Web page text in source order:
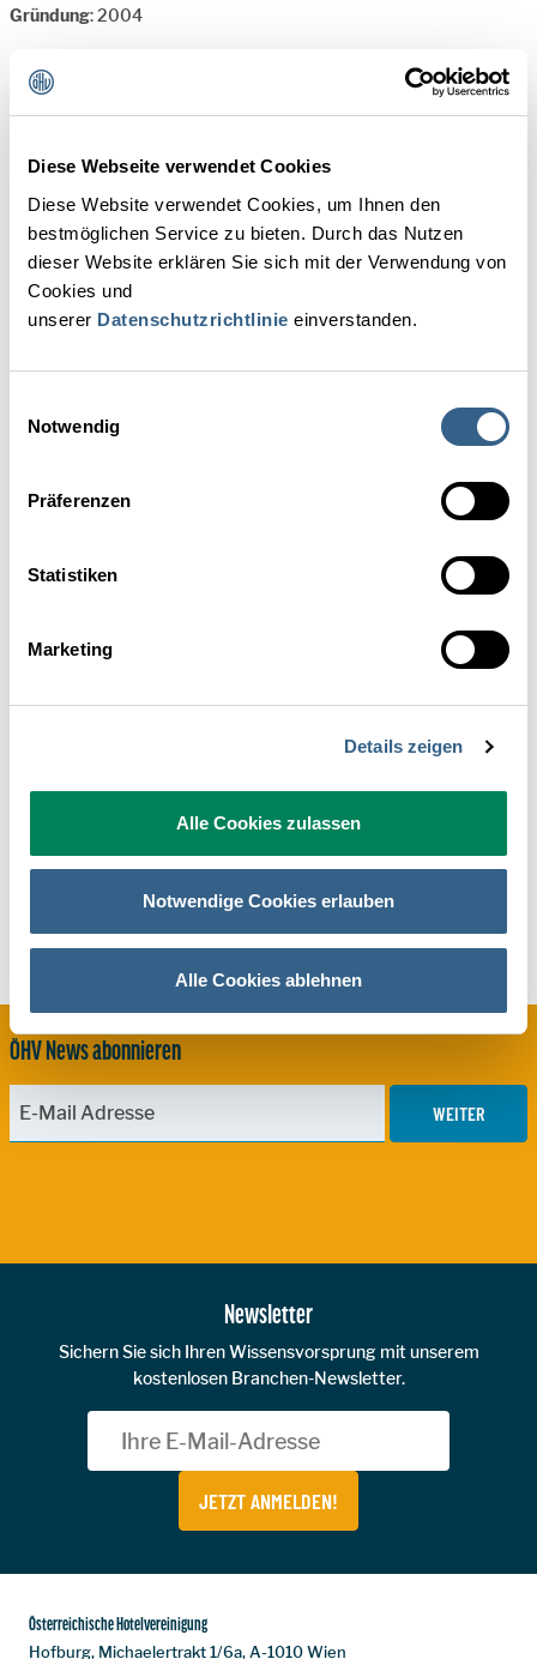
Diese Webseite verwendet Cookies
Diese Website verwendet Cookies, um Ihnen den
bestmöglichen Service zu bieten. Durch das Nutzen
dieser Website erklären Sie sich mit der Verwendung von
Cookies und
unserer Datenschutzrichtlinie einverstanden.
Notwendig
Präferenzen
Statistiken
Marketing
Details zeigen
Alle Cookies zulassen
Notwendige Cookies erlauben
Alle Cookies ablehnen
Gründung: 2004
Mag.(FH) Renate Pilz
renate.pilz@aon.at
www.tourismus-pilz.at
Partner- und Eventmanagement
E-Mail senden
ÖHV News abonnieren
WEITER
Newsletter
Sichern Sie sich Ihren Wissensvorsprung mit unserem
kostenlosen Branchen-Newsletter.
JETZT ANMELDEN!
Österreichische Hotelvereinigung
Hofburg, Michaelertrakt 1/6a, A-1010 Wien